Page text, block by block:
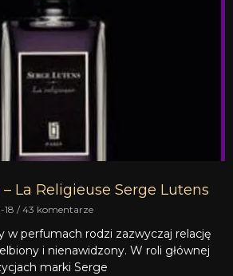
La Religieuse Serge Lutens
18 43 komentarze
w perfumach rodzi zazwyczaj relację
i nienawidzony. W roli głównej
marki Serge